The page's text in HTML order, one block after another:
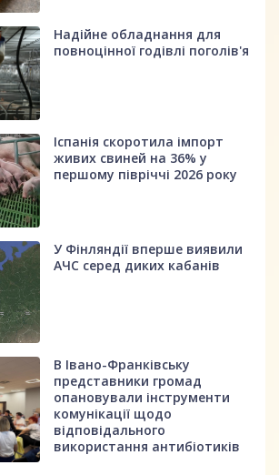
Надійне обладнання для
повноцінної годівлі поголів'я
Іспанія скоротила імпорт
живих свиней на 36% у
першому півріччі 2026 року
У Фінляндії вперше виявили
АЧС серед диких кабанів
В Івано-Франківську
представники громад
опановували інструменти
комунікації щодо
відповідального
використання антибіотиків